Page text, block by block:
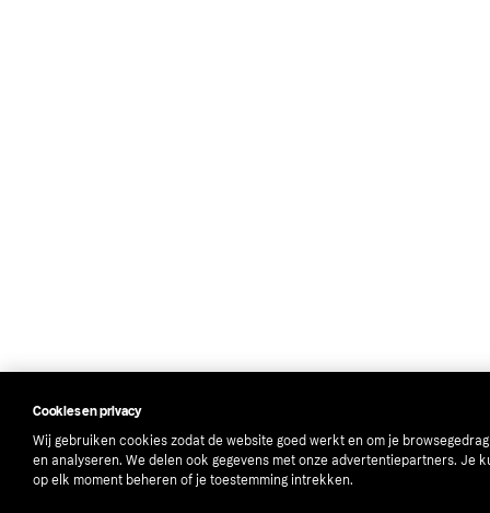
Cookies en privacy
Wij gebruiken cookies zodat de website goed werkt en om je
en analyseren. We delen ook gegevens met onze advertentiepartners. Je
op elk moment beheren of je toestemming intrekken.